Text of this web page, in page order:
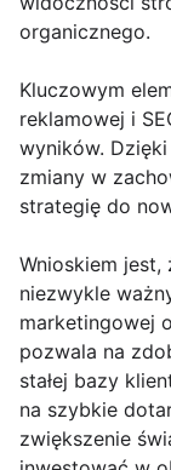
organicznego.
Kluczowym
reklamowej i
wyników.
zmiany w
strategię do
Wnioskiem jest,
niezwykle
marketingowej
pozwala na
stałej bazy
na szybkie
zwiększenie